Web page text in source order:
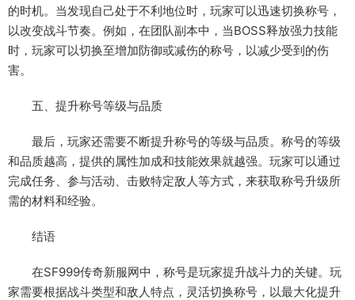
的时机。当发现自己处于不利地位时，玩家可以迅速切换称号，
以改变战斗节奏。例如，在团队副本中，当BOSS释放强力技能
时，玩家可以切换至增加防御或减伤的称号，以减少受到的伤
害。
五、提升称号等级与品质
最后，玩家还需要不断提升称号的等级与品质。称号的等级
和品质越高，提供的属性加成和技能效果就越强。玩家可以通过
完成任务、参与活动、击败特定敌人等方式，来获取称号升级所
需的材料和经验。
结语
在SF999传奇新服网中，称号是玩家提升战斗力的关键。玩
家需要根据战斗类型和敌人特点，灵活切换称号，以最大化提升